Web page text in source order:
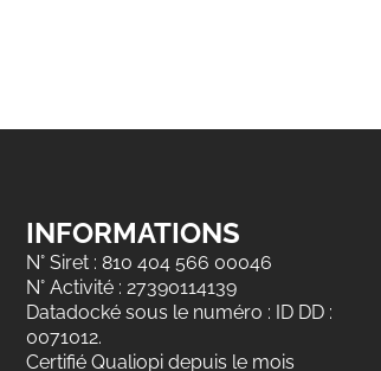
INFORMATIONS
N° Siret : 810 404 566 00046
N° Activité : 27390114139
Datadocké sous le numéro : ID DD :
0071012.
Certifié Qualiopi depuis le mois